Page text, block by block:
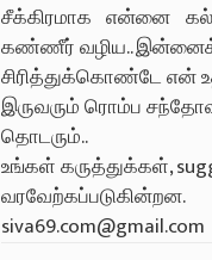
சீக்கிரமாக என்னை
கண்ணீர் வழிய..
சிரித்துக்கொண்டே என்
இருவரும் ரொம்ப
தொடரும்..
உங்கள் கருத்துக்கள்,
வரவேற்கப்படுகின்றன.
siva69.com@gmail.com